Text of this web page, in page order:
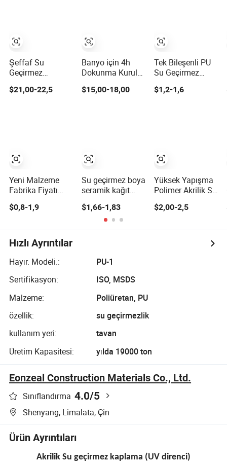
Şeffaf Su
Geçirmez
Yapıştırıcı Banyo
Dış Duvar Çatlak
$21,00-22,5
Yeni Malzeme
Fabrika Fiyatı
Korozyon Direnci
Geçirmezliği Yağ
Bazlı Poliüretan
Su Geçirmez
Kaplama
$0,8-1,9
Banyo için 4h
Dokunma Kurulu
Özelliğine Sahip
Çatı Su Geçirmez
$15,00-18,00
Su geçirmez boya
seramik kağıt
kırmızı çatı rulo
sıvı kauçuk
kaplama
$1,66-1,83
Tek Bileşenli PU
Su Geçirmez
Kaplama Ekolojik
Dost Formül Yeşil
$1,2-1,6
Yüksek Yapışma
Polimer Akrilik Su
Kaplama Dış
için Beton ve
$2,00-2,5
Hızlı Ayrıntılar
Hayır. Modeli.:
PU-1
Sertifikasyon:
ISO, MSDS
Malzeme:
Poliüretan, PU
özellik:
su geçirmezlik
kullanım yeri:
tavan
Üretim Kapasitesi:
yılda 19000 ton
Eonzeal Construction Materials Co., Ltd.
Sınıflandırma 4.0/5
Shenyang, Limalata, Çin
Ürün Ayrıntıları
Akrilik Su geçirmez kaplama (UV direnci)